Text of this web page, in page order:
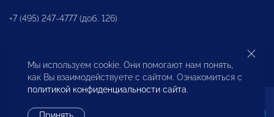
+7 (495) 247-4777 (доб. 126)
Бюро по защите прав предпринимателей и
инвесторов
Мы используем cookie. Они помогают нам понять,
как Вы взаимодействуете с сайтом. Ознакомиться с
политикой конфиденциальности сайта.
Принять